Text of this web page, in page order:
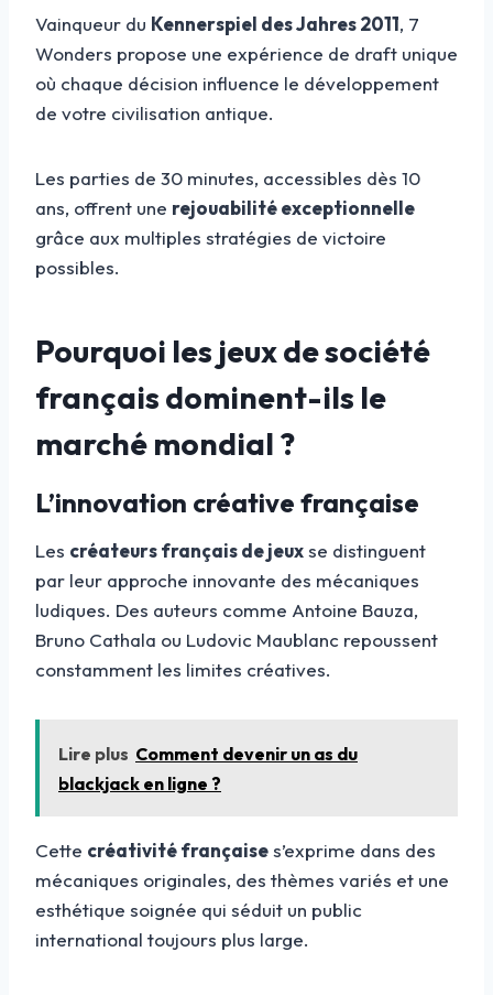
Vainqueur du Kennerspiel des Jahres 2011, 7
Wonders propose une expérience de draft unique
où chaque décision influence le développement
de votre civilisation antique.
Les parties de 30 minutes, accessibles dès 10
ans, offrent une rejouabilité exceptionnelle
grâce aux multiples stratégies de victoire
possibles.
Pourquoi les jeux de société
français dominent-ils le
marché mondial ?
L’innovation créative française
Les créateurs français de jeuxse distinguent
par leur approche innovante des mécaniques
ludiques. Des auteurs comme Antoine Bauza,
Bruno Cathala ou Ludovic Maublanc repoussent
constamment les limites créatives.
Lire plus Comment devenir un as du
blackjack en ligne ?
Cette créativité françaises’exprime dans des
mécaniques originales, des thèmes variés et une
esthétique soignée qui séduit un public
international toujours plus large.